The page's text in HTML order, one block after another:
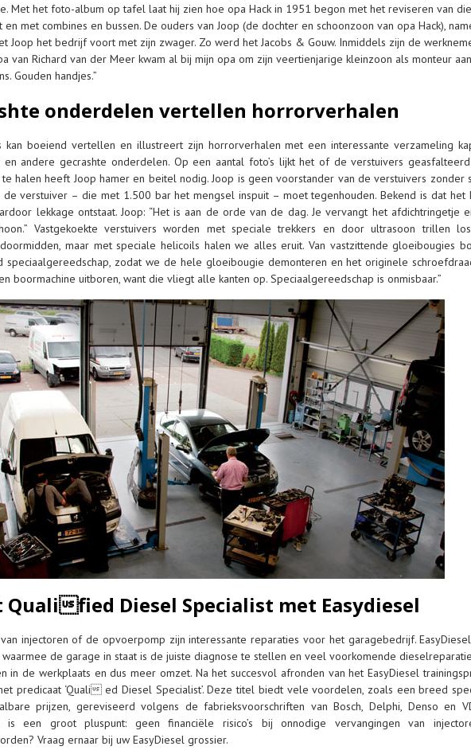
Met het foto-album op tafel laat hij zien hoe opa Hack in 1951 begon met het reviseren van
en met combines en bussen. De ouders van Joop (de dochter en schoonzoon van opa Hack),
Joop het bedrijf voort met zijn zwager. Zo werd het Jacobs & Gouw. Inmiddels zijn de
van Richard van der Meer kwam al bij mijn opa om zijn veertienjarige kleinzoon als monteur
Gouden handjes.”
onderdelen vertellen horrorverhalen
kan boeiend vertellen en illustreert zijn horrorverhalen met een interessante verzameling
en andere gecrashte onderdelen. Op een aantal foto’s lijkt het of de verstuivers
halen heeft Joop hamer en beitel nodig. Joop is geen voorstander van de verstuivers zonder
verstuiver – die met 1.500 bar het mengsel inspuit – moet tegenhouden. Bekend is dat het
lekkage ontstaat. Joop: “Het is aan de orde van de dag. Je vervangt het afdichtringetje
Vastgekoekte verstuivers worden met speciale trekkers en door ultrasoon trillen
maar met speciale helicoils halen we alles eruit. Van vastzittende gloeibougies
speciaalgereedschap, zodat we de hele gloeibougie demonteren en het originele
boormachine uitboren, want die vliegt alle kanten op. Speciaalgereedschap is onmisbaar.”
Qualified Diesel Specialist met Easydiesel
injectoren of de opvoerpomp zijn interessante reparaties voor het garagebedrijf.
de garage in staat is de juiste diagnose te stellen en veel voorkomende
in de werkplaats en dus meer omzet. Na het succesvol afronden van het EasyDiesel
predicaat ‘Quali ed Diesel Specialist’. Deze titel biedt vele voordelen, zoals een breed
prijzen, gereviseerd volgens de fabrieksvoorschriften van Bosch, Delphi, Denso en
is een groot pluspunt: geen financiële risico’s bij onnodige vervangingen van
Vraag ernaar bij uw EasyDiesel grossier.